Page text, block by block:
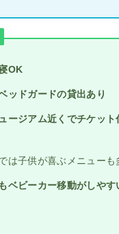
OK
ッドガードの貸出あり
ージアム近くでチケット
は子供が喜ぶメニューも
ベビーカー移動がしやす